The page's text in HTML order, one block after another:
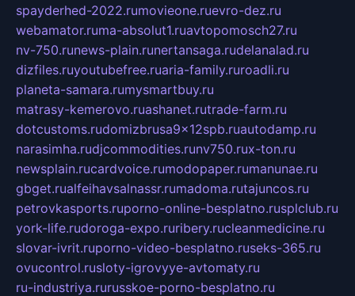
spayderhed-2022.rumovieone.ruevro-dez.ru
webamator.ruma-absolut1.ruavtopomosch27.ru
nv-750.runews-plain.runertansaga.rudelanalad.ru
dizfiles.ruyoutubefree.ruaria-family.ruroadli.ru
planeta-samara.rumysmartbuy.ru
matrasy-kemerovo.ruashanet.rutrade-farm.ru
dotcustoms.rudomizbrusa9x12spb.ruautodamp.ru
narasimha.rudjcommodities.runv750.rux-ton.ru
newsplain.rucardvoice.rumodopaper.rumanunae.ru
gbget.rualfeihavsalnassr.rumadoma.rutajuncos.ru
petrovkasports.ruporno-online-besplatno.rusplclub.ru
york-life.rudoroga-expo.ruribery.rucleanmedicine.ru
slovar-ivrit.ruporno-video-besplatno.ruseks-365.ru
ovucontrol.rusloty-igrovyye-avtomaty.ru
ru-industriya.rurusskoe-porno-besplatno.ru